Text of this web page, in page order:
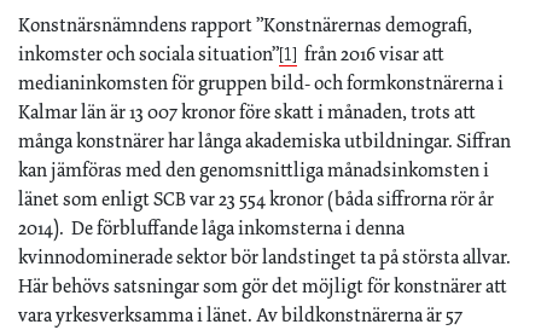
Konstnärsnämndens rapport ”Konstnärernas demografi,
inkomster och sociala situation”[1] från 2016 visar att
medianinkomsten för gruppen bild- och formkonstnärerna i
Kalmar län är 13 007 kronor före skatt i månaden, trots att
många konstnärer har långa akademiska utbildningar. Siffran
kan jämföras med den genomsnittliga månadsinkomsten i
länet som enligt SCB var 23 554 kronor (båda siffrorna rör år
2014). De förbluffande låga inkomsterna i denna
kvinnodominerade sektor bör landstinget ta på största allvar.
Här behövs satsningar som gör det möjligt för konstnärer att
vara yrkesverksamma i länet. Av bildkonstnärerna är 57